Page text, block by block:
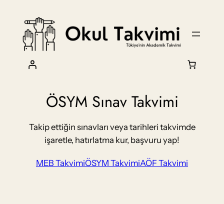
ÖSYM Sınav Takvimi
Takip ettiğin sınavları veya tarihleri takvimde
işaretle, hatırlatma kur, başvuru yap!
MEB TakvimiÖSYM TakvimiAÖF Takvimi